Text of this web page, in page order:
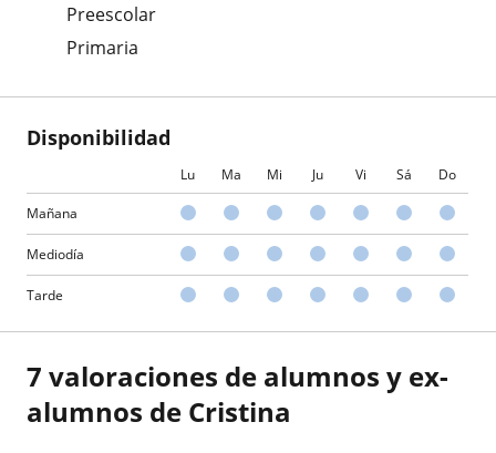
Preescolar
Primaria
Disponibilidad
Lu Ma Mi Ju Vi Sá Do
Mañana
Mediodía
Tarde
7 valoraciones de alumnos y ex-
alumnos de Cristina